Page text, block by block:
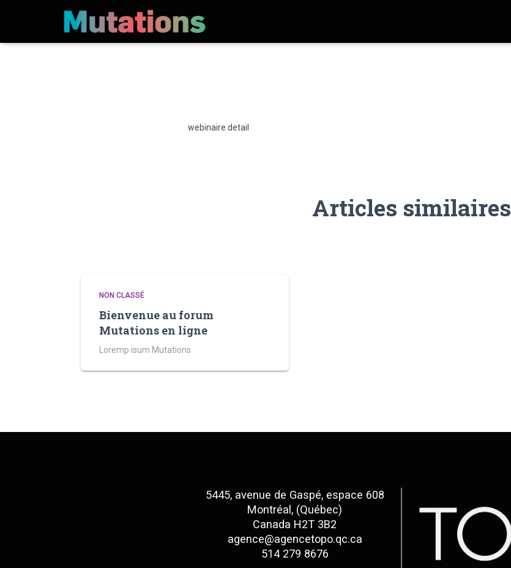
webinaire detail
Articles similaires
NON CLASSÉ
Bienvenue au forum
Mutations en ligne
Loremp isum Mutations
5445, avenue de Gaspé, espace 608
Montréal, (Québec)
Canada H2T 3B2
agence@agencetopo.qc.ca
514 279 8676